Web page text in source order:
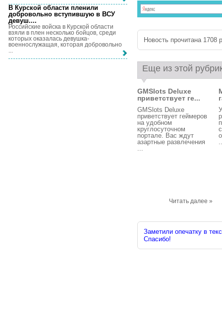
Новость прочитана 1708
Еще из этой
GMSlots Deluxe
приветствует ге...
GMSlots Deluxe
приветствует геймеров
на удобном
круглосуточном
портале. Вас ждут
азартные развлечения
...
Читать далее »
Заметили опечатку в
Спасибо!
В Курской области пленили
добровольно вступившую в ВСУ
девуш....
Российские войска в Курской области
взяли в плен несколько бойцов, среди
которых оказалась девушка-
военнослужащая, которая добровольно
...